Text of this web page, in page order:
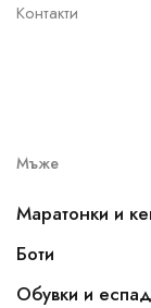
Контакти
Мъже
Маратонки и
Боти
Обувки и